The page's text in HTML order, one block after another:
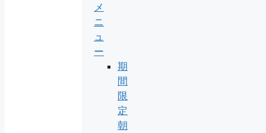
メ
ニ
ュ
ー
期
間
限
定
朝